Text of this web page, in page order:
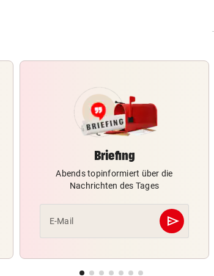
Briefing
Abends topinformiert über die
Nachrichten des Tages
E-Mail send
Abschicken